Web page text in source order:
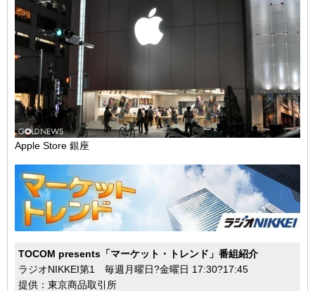
Apple Store 銀座
TOCOM presents「マーケット・トレンド」番組紹介
ラジオNIKKEI第1 毎週月曜日?金曜日 17:30?17:45
提供：東京商品取引所